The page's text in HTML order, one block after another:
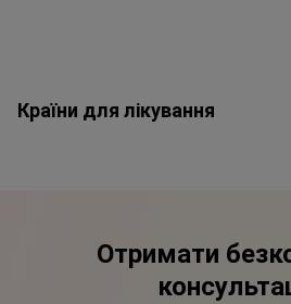
Країни для лікування
Отримати